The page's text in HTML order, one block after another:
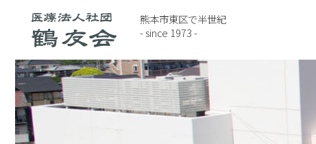
熊本市東区で半世紀
- since 1973 -